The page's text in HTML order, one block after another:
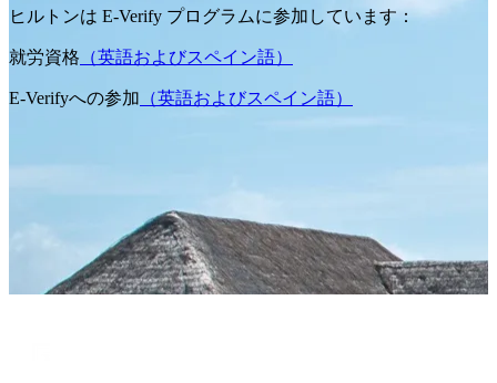
ヒルトンは E‑Verify プログラムに参加しています：
就労資格 （英語およびスペイン語）
E-Verifyへの参加 （英語およびスペイン語）